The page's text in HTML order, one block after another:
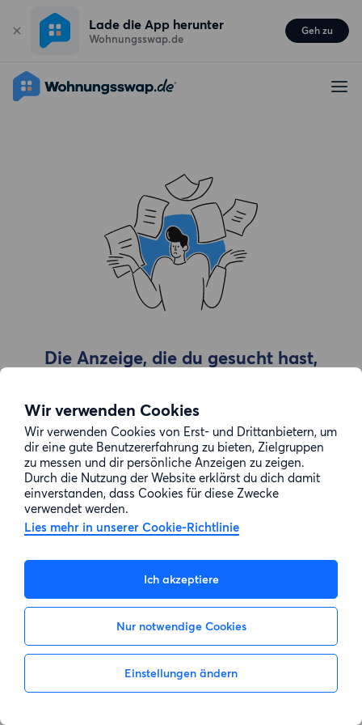
Wir verwenden Cookies
Wir verwenden Cookies von Erst- und Drittanbietern, um
dir eine gute Benutzererfahrung zu bieten, Zielgruppen
zu messen und dir persönliche Anzeigen zu zeigen.
Durch die Nutzung der Website erklärst du dich damit
einverstanden, dass Cookies für diese Zwecke
verwendet werden.
Lies mehr in unserer Cookie-Richtlinie
Ich akzeptiere
Nur notwendige Cookies
Einstellungen ändern
Lade die App herunter
Wohnungsswap.de
Geh zu
Die Anzeige, die du gesucht hast,
Zur Suche gehen